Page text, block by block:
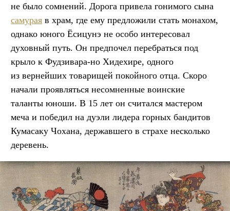
не было сомнений. Дорога привела гонимого сына
самурая в храм, где ему предложили стать монахом,
однако юного Ёсицунэ не особо интересовал
духовный путь. Он предпочел перебраться под
крыло к Фудзивара-но Хидехире, одного
из вернейших товарищей покойного отца. Скоро
начали проявляться несомненные воинские
таланты юноши. В 15 лет он считался мастером
меча и победил на дуэли лидера горных бандитов
Кумасаку Чохана, державшего в страхе несколько
деревень.